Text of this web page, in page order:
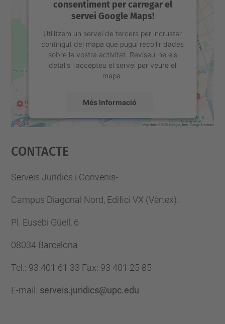
consentiment per carregar el
servei Google Maps!
Utilitzem un servei de tercers per incrustar
contingut del mapa que pugui recollir dades
sobre la vostra activitat. Reviseu-ne els
detalls i accepteu el servei per veure el
mapa.
Més Informació
powered by
Contacte
Serveis Jurídics i Convenis-
Campus Diagonal Nord, Edifici VX (Vèrtex).
Pl. Eusebi Güell, 6
08034 Barcelona
Tel. : 93 401 61 33 Fax: 93 401 25 85
E-mail : serveis.juridics@upc.edu